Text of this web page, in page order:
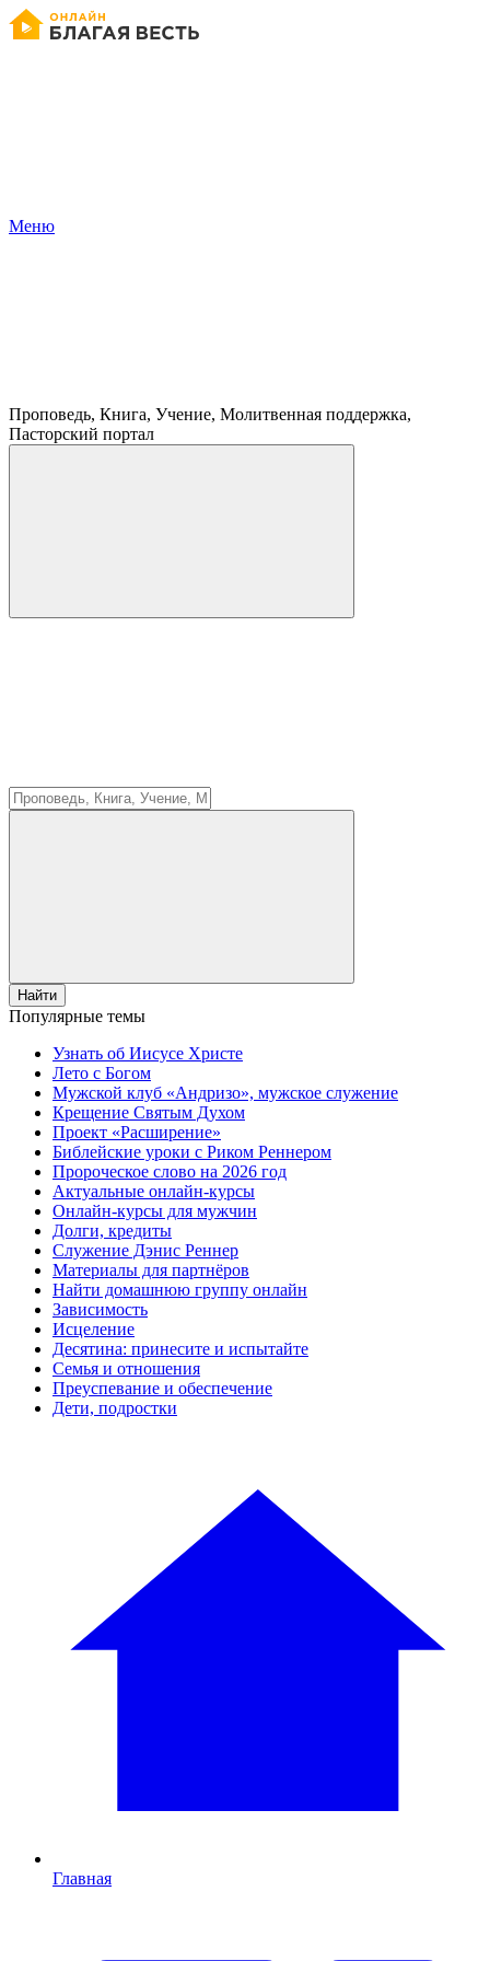
Меню
Проповедь, Книга, Учение, Молитвенная поддержка,
Пасторский портал
Найти
Популярные темы
Узнать об Иисусе Христе
Лето с Богом
Мужской клуб «Андризо», мужское служение
Крещение Святым Духом
Проект «Расширение»
Библейские уроки с Риком Реннером
Пророческое слово на 2026 год
Актуальные онлайн-курсы
Онлайн-курсы для мужчин
Долги, кредиты
Служение Дэнис Реннер
Материалы для партнёров
Найти домашнюю группу онлайн
Зависимость
Исцеление
Десятина: принесите и испытайте
Семья и отношения
Преуспевание и обеспечение
Дети, подростки
Главная